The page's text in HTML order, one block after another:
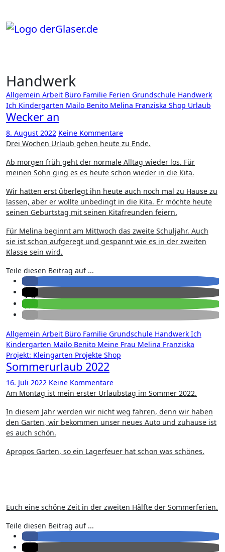
springen
Handwerk
Allgemein Arbeit Büro Familie Ferien Grundschule Handwerk
Ich Kindergarten Mailo Benito Melina Franziska Shop Urlaub
Wecker an
8. August 2022 Keine Kommentare
Drei Wochen Urlaub gehen heute zu Ende.
Ab morgen früh geht der normale Alltag wieder los. Für
meinen Sohn ging es es heute schon wieder in die Kita.
Wir hatten erst überlegt ihn heute auch noch mal zu Hause zu
lassen, aber er wollte unbedingt in die Kita. Er möchte heute
seinen Geburtstag mit seinen Kitafreunden feiern.
Für Melina beginnt am Mittwoch das zweite Schuljahr. Auch
sie ist schon aufgeregt und gespannt wie es in der zweiten
Klasse sein wird.
Teile diesen Beitrag auf ...
Allgemein Arbeit Büro Familie Grundschule Handwerk Ich
Kindergarten Mailo Benito Meine Frau Melina Franziska
Projekt: Kleingarten Projekte Shop
Sommerurlaub 2022
16. Juli 2022 Keine Kommentare
Am Montag ist mein erster Urlaubstag im Sommer 2022.
In diesem Jahr werden wir nicht weg fahren, denn wir haben
den Garten, wir bekommen unser neues Auto und zuhause ist
es auch schön.
Apropos Garten, so ein Lagerfeuer hat schon was schönes.
Euch eine schöne Zeit in der zweiten Hälfte der Sommerferien.
Teile diesen Beitrag auf ...